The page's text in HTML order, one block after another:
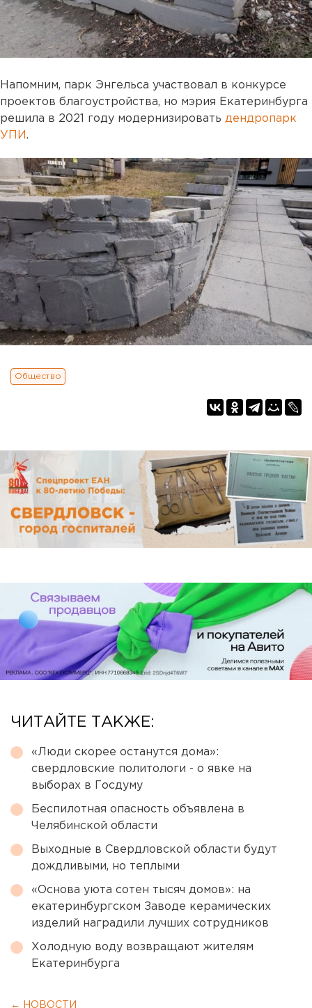
Напомним, парк Энгельса участвовал в конкурсе
проектов благоустройства, но мэрия Екатеринбурга
решила в 2021 году модернизировать дендропарк
УПИ .
Общество
ЧИТАЙТЕ ТАКЖЕ:
«Люди скорее останутся дома»:
свердловские политологи - о явке на
выборах в Госдуму
Беспилотная опасность объявлена в
Челябинской области
Выходные в Свердловской области будут
дождливыми, но теплыми
«Основа уюта сотен тысяч домов»: на
екатеринбургском Заводе керамических
изделий наградили лучших сотрудников
Холодную воду возвращают жителям
Екатеринбурга
← НОВОСТИ